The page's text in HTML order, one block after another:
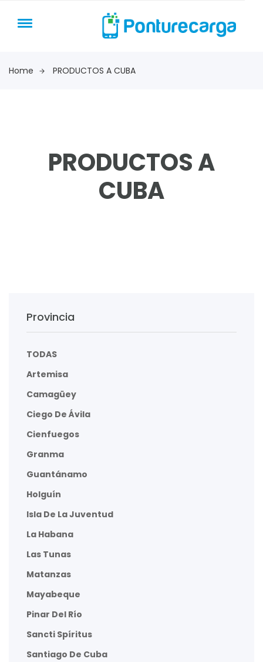
Home PRODUCTOS A CUBA
PRODUCTOS A
CUBA
Provincia
TODAS
Artemisa
Camagüey
Ciego De Ávila
Cienfuegos
Granma
Guantánamo
Holguín
Isla De La Juventud
La Habana
Las Tunas
Matanzas
Mayabeque
Pinar Del Río
Sancti Spíritus
Santiago De Cuba